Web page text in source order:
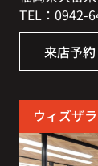
TEL：0942-
来店予約
ウィズザ